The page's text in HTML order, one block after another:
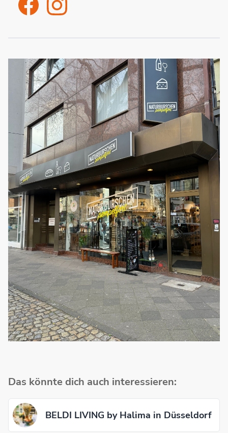
Das könnte dich auch interessieren:
BELDI LIVING by Halima in Düsseldorf